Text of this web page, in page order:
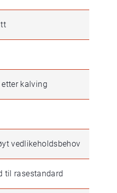
kalving
vedlikeholdsbehov
til rasestandard